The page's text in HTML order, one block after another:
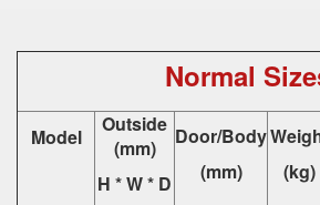
Normal
Model
Outside
(mm)
H * W * D
Door/Body
(mm)
(kg)